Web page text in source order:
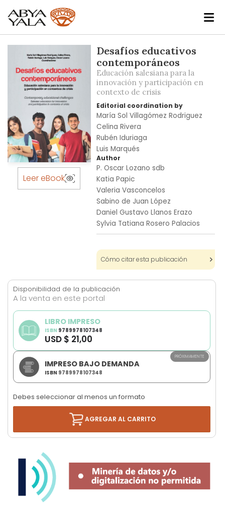
the
end
images
gallery
Skip
the
Leer eBook
Desafíos educativos
contemporáneos
Educación salesiana para la
innovación y participación en
contexto de crisis
Editorial coordination by
María Sol Villagómez Rodriguez
Celina Rivera
Rubén Iduriaga
Luis Marqués
Author
P. Oscar Lozano sdb
Katia Papic
Valeria Vasconcelos
Sabino de Juan López
Daniel Gustavo Llanos Erazo
Sylvia Tatiana Rosero Palacios
Cómo citar esta publicación
Disponibilidad de la publicación
A la venta en este portal
IMPRESO BAJO DEMANDA
ISBN 9789978107348
PRÓXIMAMENTE
LIBRO IMPRESO
ISBN 9789978107348
USD $ 21,00
Debes seleccionar al menos un formato
AGREGAR AL CARRITO